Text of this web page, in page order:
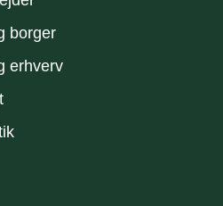
borger
erhverv